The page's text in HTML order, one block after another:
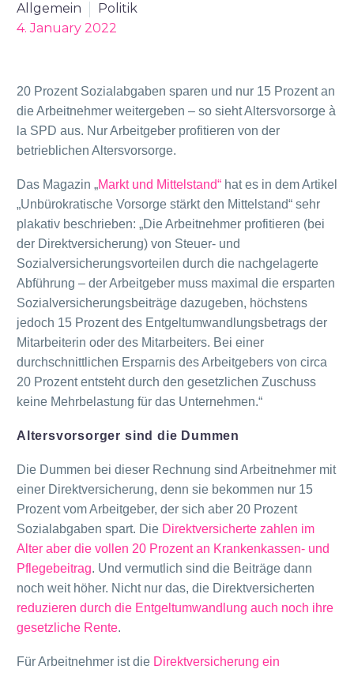
Allgemein
Politik
4. January 2022
20 Prozent Sozialabgaben sparen und nur 15 Prozent an
die Arbeitnehmer weitergeben – so sieht Altersvorsorge à
la SPD aus. Nur Arbeitgeber profitieren von der
betrieblichen Altersvorsorge.
Das Magazin „Markt und Mittelstand“ hat es in dem Artikel
„Unbürokratische Vorsorge stärkt den Mittelstand“ sehr
plakativ beschrieben: „Die Arbeitnehmer profitieren (bei
der Direktversicherung) von Steuer- und
Sozialversicherungsvorteilen durch die nachgelagerte
Abführung – der Arbeitgeber muss maximal die ersparten
Sozialversicherungsbeiträge dazugeben, höchstens
jedoch 15 Prozent des Entgeltumwandlungsbetrags der
Mitarbeiterin oder des Mitarbeiters. Bei einer
durchschnittlichen Ersparnis des Arbeitgebers von circa
20 Prozent entsteht durch den gesetzlichen Zuschuss
keine Mehrbelastung für das Unternehmen.“
Altersvorsorger sind die Dummen
Die Dummen bei dieser Rechnung sind Arbeitnehmer mit
einer Direktversicherung, denn sie bekommen nur 15
Prozent vom Arbeitgeber, der sich aber 20 Prozent
Sozialabgaben spart. Die Direktversicherte zahlen im
Alter aber die vollen 20 Prozent an Krankenkassen- und
Pflegebeitrag. Und vermutlich sind die Beiträge dann
noch weit höher. Nicht nur das, die Direktversicherten
reduzieren durch die Entgeltumwandlung auch noch ihre
gesetzliche Rente.
Für Arbeitnehmer ist die Direktversicherung ein